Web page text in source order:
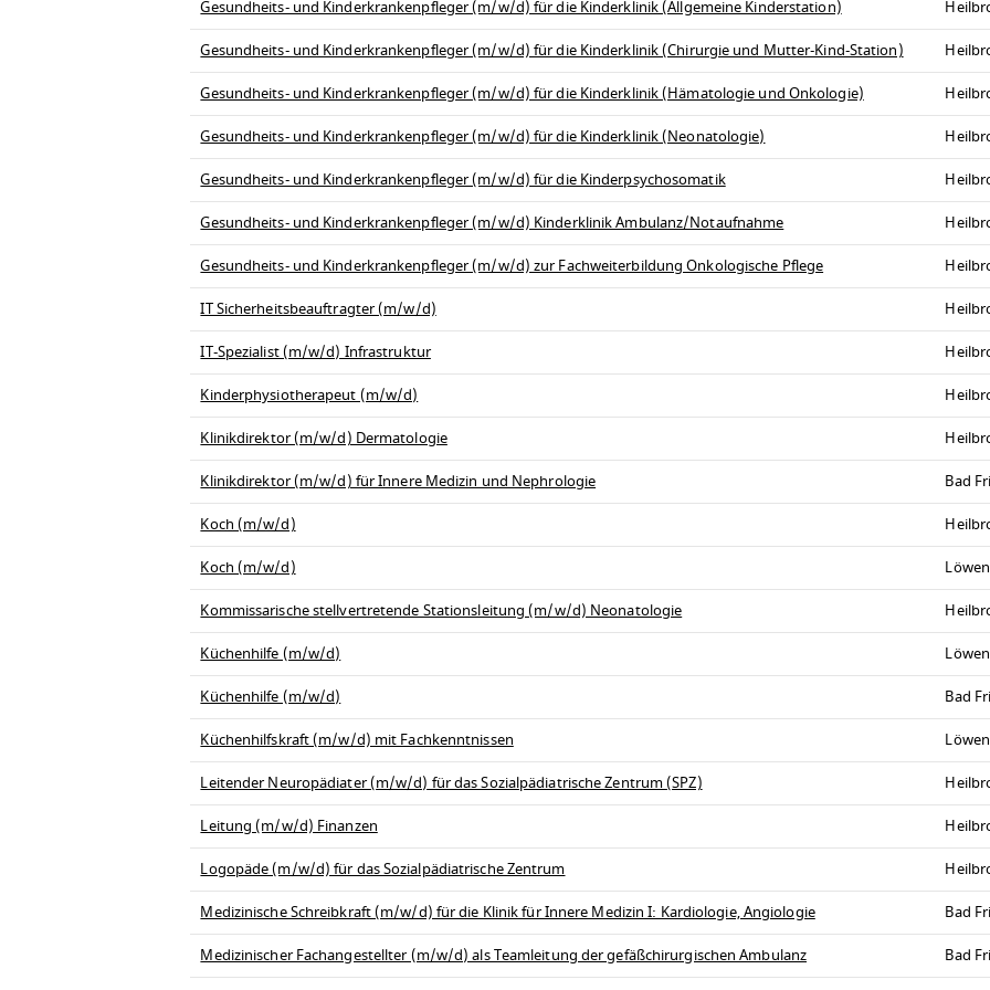
Gesundheits- und Kinderkrankenpfleger (m/w/d) für die Kinderklinik (Allgemeine Kinderstation)
Gesundheits- und Kinderkrankenpfleger (m/w/d) für die Kinderklinik (Chirurgie und Mutter-Kind-Station)
Gesundheits- und Kinderkrankenpfleger (m/w/d) für die Kinderklinik (Hämatologie und Onkologie)
Gesundheits- und Kinderkrankenpfleger (m/w/d) für die Kinderklinik (Neonatologie)
Gesundheits- und Kinderkrankenpfleger (m/w/d) für die Kinderpsychosomatik
Gesundheits- und Kinderkrankenpfleger (m/w/d) Kinderklinik Ambulanz/Notaufnahme
Gesundheits- und Kinderkrankenpfleger (m/w/d) zur Fachweiterbildung Onkologische Pflege
IT Sicherheitsbeauftragter (m/w/d)
IT-Spezialist (m/w/d) Infrastruktur
Kinderphysiotherapeut (m/w/d)
Klinikdirektor (m/w/d) Dermatologie
Klinikdirektor (m/w/d) für Innere Medizin und Nephrologie
Bad
Koch (m/w/d)
Koch (m/w/d)
Kommissarische stellvertretende Stationsleitung (m/w/d) Neonatologie
Küchenhilfe (m/w/d)
Küchenhilfe (m/w/d)
Bad
Küchenhilfskraft (m/w/d) mit Fachkenntnissen
Leitender Neuropädiater (m/w/d) für das Sozialpädiatrische Zentrum (SPZ)
Leitung (m/w/d) Finanzen
Logopäde (m/w/d) für das Sozialpädiatrische Zentrum
Medizinische Schreibkraft (m/w/d) für die Klinik für Innere Medizin I: Kardiologie, Angiologie
Bad
Medizinischer Fachangestellter (m/w/d) als Teamleitung der gefäßchirurgischen Ambulanz
Bad